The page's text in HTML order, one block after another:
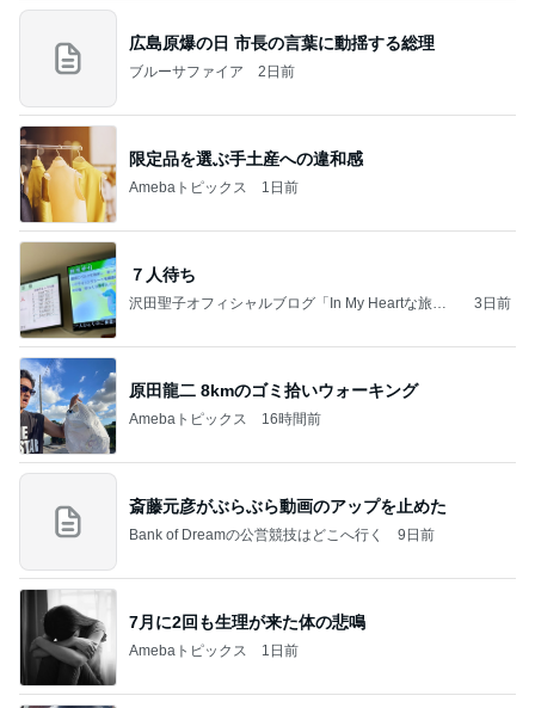
広島原爆の日 市長の言葉に動揺する総理
ブルーサファイア 2日前
限定品を選ぶ手土産への違和感
Amebaトピックス 1日前
７人待ち
沢田聖子オフィシャルブログ「In My Heartな旅日
3日前
原田龍二 8kmのゴミ拾いウォーキング
Amebaトピックス 16時間前
斎藤元彦がぶらぶら動画のアップを止めた
Bank of Dreamの公営競技はどこへ行く 9日前
7月に2回も生理が来た体の悲鳴
Amebaトピックス 1日前